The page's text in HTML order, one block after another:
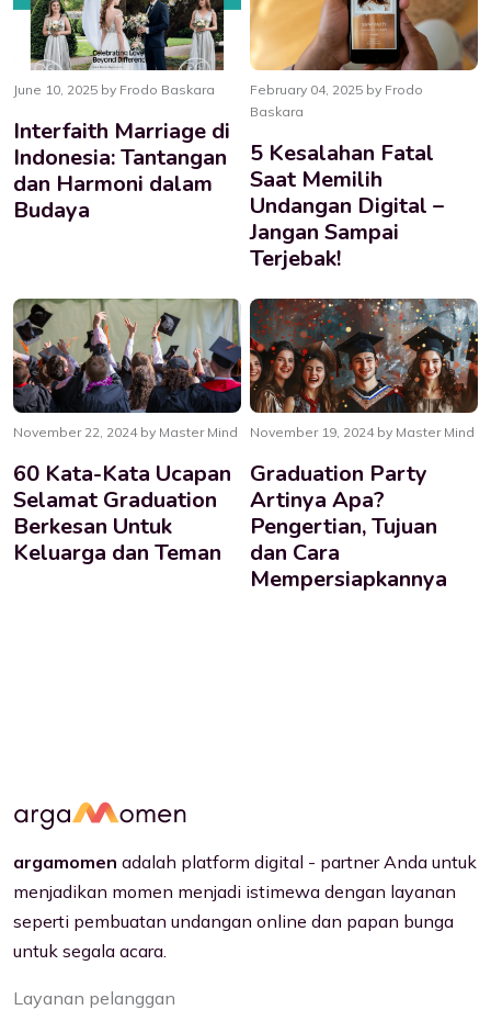
June 10, 2025 by Frodo Baskara
Interfaith Marriage di
Indonesia: Tantangan
dan Harmoni dalam
Budaya
February 04, 2025 by Frodo
Baskara
5 Kesalahan Fatal
Saat Memilih
Undangan Digital –
Jangan Sampai
Terjebak!
November 22, 2024 by Master Mind
60 Kata-Kata Ucapan
Selamat Graduation
Berkesan Untuk
Keluarga dan Teman
November 19, 2024 by Master Mind
Graduation Party
Artinya Apa?
Pengertian, Tujuan
dan Cara
Mempersiapkannya
argamomen adalah platform digital - partner Anda untuk
menjadikan momen menjadi istimewa dengan layanan
seperti pembuatan undangan online dan papan bunga
untuk segala acara.
Layanan pelanggan